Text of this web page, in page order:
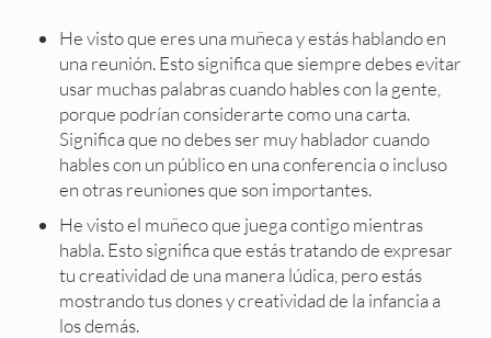
He visto que eres una muñeca y estás hablando en
una reunión. Esto significa que siempre debes evitar
usar muchas palabras cuando hables con la gente,
porque podrían considerarte como una carta.
Significa que no debes ser muy hablador cuando
hables con un público en una conferencia o incluso
en otras reuniones que son importantes.
He visto el muñeco que juega contigo mientras
habla. Esto significa que estás tratando de expresar
tu creatividad de una manera lúdica, pero estás
mostrando tus dones y creatividad de la infancia a
los demás.